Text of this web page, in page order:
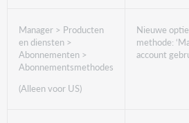
Manager > Producten
en diensten >
Abonnementen >
Abonnementsmethodes
(Alleen voor US)
Nieuwe
methode:
account